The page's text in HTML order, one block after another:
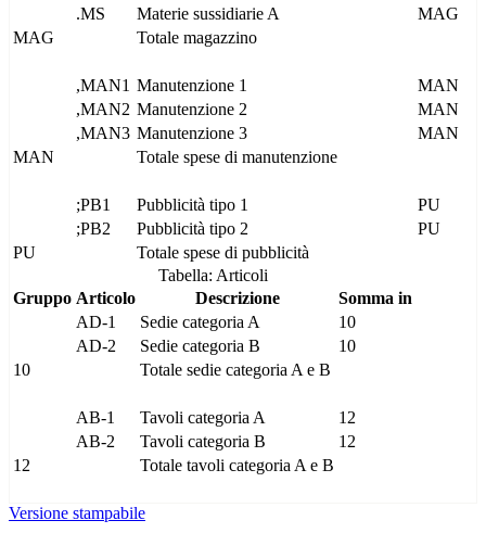
.MS
Materie sussidiarie A
MAG
MAG
Totale magazzino
,MAN1 Manutenzione 1
MAN
,MAN2 Manutenzione 2
MAN
,MAN3 Manutenzione 3
MAN
MAN
Totale spese di manutenzione
;PB1 Pubblicità tipo 1
PU
;PB2
Pubblicità tipo 2
PU
PU
Totale spese di pubblicità
Tabella: Articoli
Gruppo Articolo Descrizione
Somma in
AD-1
Sedie categoria A
10
AD-2
Sedie categoria B
10
10
Totale sedie categoria A e B
AB-1 Tavoli categoria A
12
AB-2
Tavoli categoria B
12
12
Totale tavoli categoria A e B
Versione stampabile